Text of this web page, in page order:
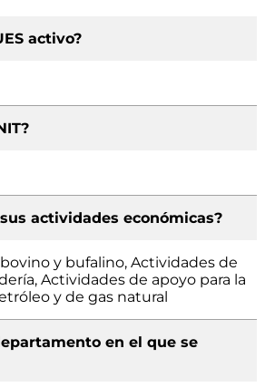
activo?
actividades económicas?
y bufalino, Actividades de
Actividades de apoyo para la
y de gas natural
en el que se